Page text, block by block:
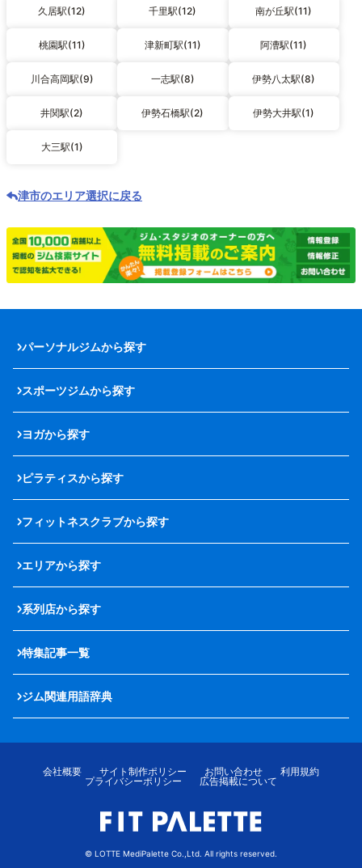
久居駅(12) 千里駅(12) 南が丘駅(11)
桃園駅(11) 津新町駅(11) 阿漕駅(11)
川合高岡駅(9) 一志駅(8) 伊勢八太駅(8)
井関駅(2) 伊勢石橋駅(2) 伊勢大井駅(1)
大三駅(1)
津市のエリア選択に戻る
パーソナルジムから探す
スポーツジムから探す
ヨガから探す
ピラティスから探す
フィットネスクラブから探す
エリアから探す
系列店から探す
特集記事一覧
ジム関連用語辞典
会社概要 サイト制作ポリシー お問い合わせ
利用規約
プライバシーポリシー
広告掲載について
© LOTTE MediPalette Co.,Ltd. All rights reserved.